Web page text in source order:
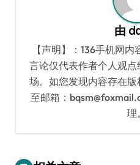
由
【声明】：136手机网
言论仅代表作者个人观
场。如您发现内容存在
至邮箱：
理。